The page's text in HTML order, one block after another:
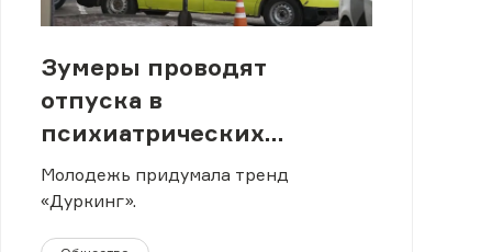
Зумеры проводят
отпуска в
психиатрических
лечебницах: что
происходит
Молодежь придумала тренд
«Дуркинг».